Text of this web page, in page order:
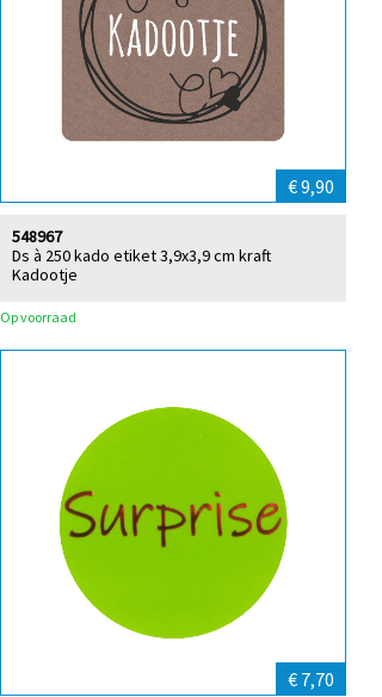
€ 9,90
Ds à 250 kado etiket 3,9x3,9 cm kraft
Kadootje
548967
Op voorraad
€ 7,70